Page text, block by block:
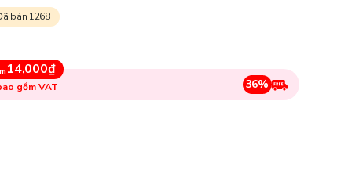
bán 1268
14,000₫
gồm VAT
36%